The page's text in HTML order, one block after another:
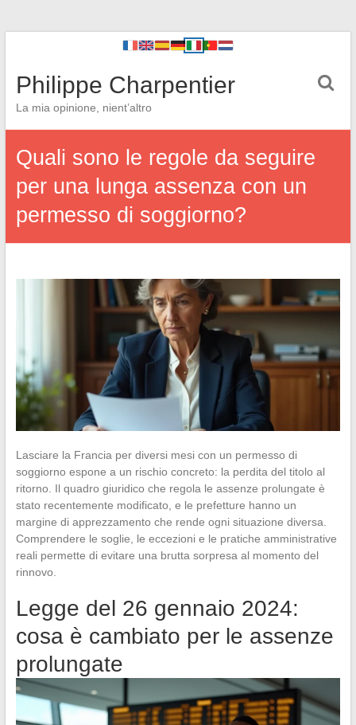
Philippe Charpentier
La mia opinione, nient’altro
Quali sono le regole da seguire
per una lunga assenza con un
permesso di soggiorno?
Lasciare la Francia per diversi mesi con un permesso di
soggiorno espone a un rischio concreto: la perdita del titolo al
ritorno. Il quadro giuridico che regola le assenze prolungate è
stato recentemente modificato, e le prefetture hanno un
margine di apprezzamento che rende ogni situazione diversa.
Comprendere le soglie, le eccezioni e le pratiche amministrative
reali permette di evitare una brutta sorpresa al momento del
rinnovo.
Legge del 26 gennaio 2024:
cosa è cambiato per le assenze
prolungate